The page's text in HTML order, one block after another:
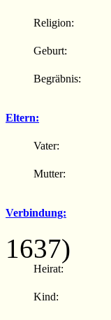
Religion:
Geburt:
Begräbnis:
Eltern:
Vater:
Mutter:
Verbindung:
1637)
Heirat:
Kind: